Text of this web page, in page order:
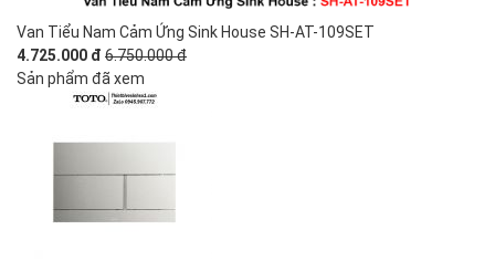
Van Tiểu Nam Cảm Ứng Sink House SH-AT-109SET
4.725.000 đ 6.750.000 đ
Sản phẩm đã xem